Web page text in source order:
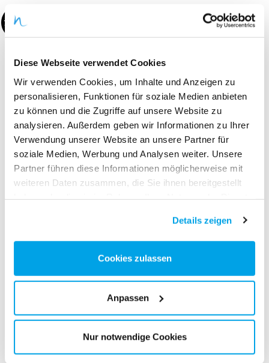
Diese Webseite verwendet Cookies
Wir verwenden Cookies, um Inhalte und Anzeigen zu
personalisieren, Funktionen für soziale Medien anbieten
zu können und die Zugriffe auf unsere Website zu
analysieren. Außerdem geben wir Informationen zu Ihrer
Verwendung unserer Website an unsere Partner für
soziale Medien, Werbung und Analysen weiter. Unsere
Partner führen diese Informationen möglicherweise mit
weiteren Daten zusammen, die Sie ihnen bereitgestellt
Details zeigen
Cookies zulassen
Anpassen
Nur notwendige Cookies
KUNDE
AZO GmbH & Co. KG
BRANCHE
Maschinenbau
WEBSITE
www.azo.com